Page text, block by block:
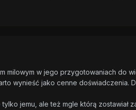
milowym w jego przygotowaniach do
wynieść jako cenne doświadczenia.
jemu, ale też mgle którą zostawiał